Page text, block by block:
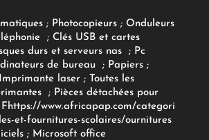
; Photocopieurs; Onduleurs
; Clés USB et cartes
durs et serveurs nas ; Pc
de bureau ; Papiers;
laser; Toutes les
; Pièces détachées pour
F https://www.africapap.com/categori
et-fournitures-scolaires/ournitures
; Microsoft office